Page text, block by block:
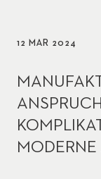
12 MÄR 2024